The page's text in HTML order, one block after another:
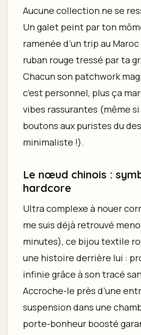
Aucune collection ne se
Un galet peint par ton
ramenée d’un trip au
ruban rouge tressé par ta
Chacun son patchwork
c’est personnel, plus ça
vibes rassurantes (même
boutons aux puristes du
minimaliste !).
Le nœud chinois :
hardcore
Ultra complexe à nouer
me suis déjà retrouvé
minutes), ce bijou textile
une histoire derrière lui :
infinie grâce à son tracé
Accroche-le près d’une
suspension dans une
porte-bonheur boosté